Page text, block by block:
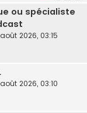
ou spécialiste
2026, 03:15
2026, 03:10